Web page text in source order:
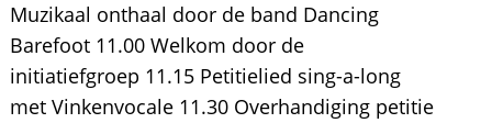
Muzikaal onthaal door de band Dancing
Barefoot 11.00 Welkom door de
initiatiefgroep 11.15 Petitielied sing-a-long
met Vinkenvocale 11.30 Overhandiging petitie